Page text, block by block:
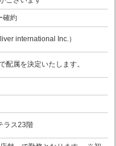
確約
international Inc.）
属を決定いたします。
ラス23階